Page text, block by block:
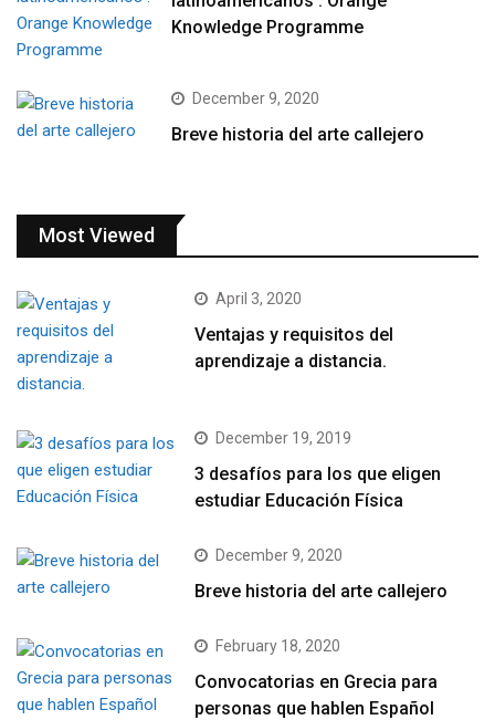
Knowledge Programme
December 9, 2020
Breve historia del arte callejero
Most Viewed
April 3, 2020
Ventajas y requisitos del
aprendizaje a distancia.
December 19, 2019
3 desafíos para los que eligen
estudiar Educación Física
December 9, 2020
Breve historia del arte callejero
February 18, 2020
Convocatorias en Grecia para
personas que hablen Español